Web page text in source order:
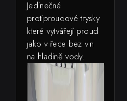
Jedinečné
protiproudové trysky
které vytvářejí proud
jako v řece bez vln
na hladině vody.